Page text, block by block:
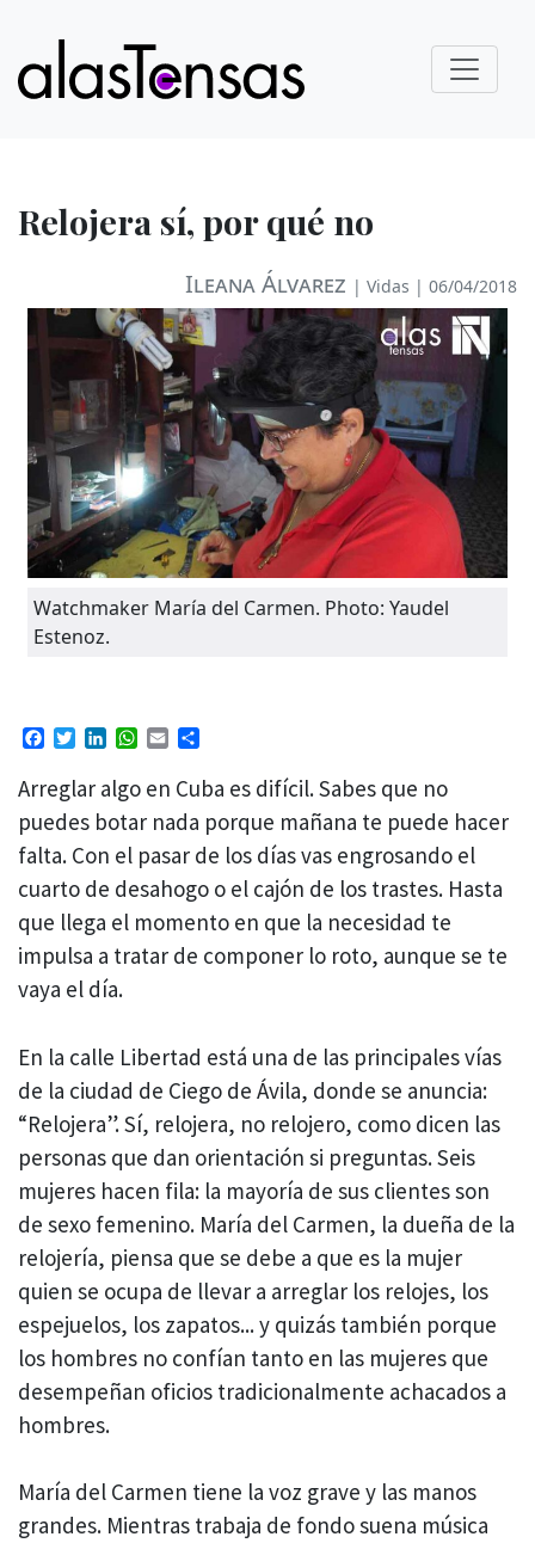
Relojera sí, por qué no
Ileana Álvarez | Vidas | 06/04/2018
Watchmaker María del Carmen. Photo: Yaudel
Estenoz.
Facebook
TwitterLinkedIn
WhatsApp
Email
Arreglar algo en Cuba es difícil. Sabes que no
puedes botar nada porque mañana te puede hacer
falta. Con el pasar de los días vas engrosando el
cuarto de desahogo o el cajón de los trastes. Hasta
que llega el momento en que la necesidad te
impulsa a tratar de componer lo roto, aunque se te
vaya el día.
En la calle Libertad está una de las principales vías
de la ciudad de Ciego de Ávila, donde se anuncia:
“Relojera”. Sí, relojera, no relojero, como dicen las
personas que dan orientación si preguntas. Seis
mujeres hacen fila: la mayoría de sus clientes son
de sexo femenino. María del Carmen, la dueña de la
relojería, piensa que se debe a que es la mujer
quien se ocupa de llevar a arreglar los relojes, los
espejuelos, los zapatos... y quizás también porque
los hombres no confían tanto en las mujeres que
desempeñan oficios tradicionalmente achacados a
hombres.
María del Carmen tiene la voz grave y las manos
grandes. Mientras trabaja de fondo suena música